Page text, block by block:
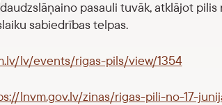
pasauli tuvāk, atklājot pilis
sabiedrības telpas.
lv/events/rigas-pils/view/1354
lnvm.gov.lv/zinas/rigas-pili-no-17-